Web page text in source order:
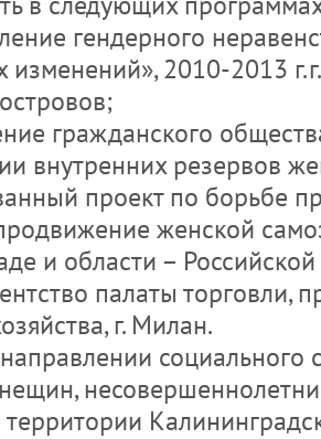
гендерного
изменений», 2010-2013
гражданского
внутренних резервов
проект по борьбе
женской
и области –
палаты
г. Милан.